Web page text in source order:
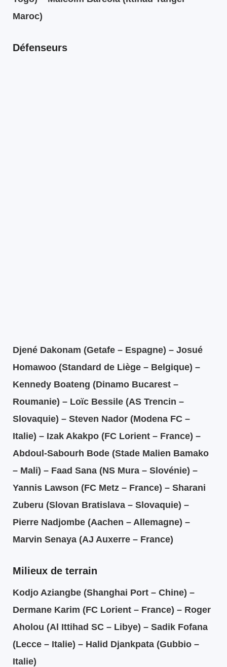
Maroc)
Défenseurs
Djené Dakonam (Getafe – Espagne) – Josué
Homawoo (Standard de Liège – Belgique) –
Kennedy Boateng (Dinamo Bucarest –
Roumanie) – Loïc Bessile (AS Trencin –
Slovaquie) – Steven Nador (Modena FC –
Italie) – Izak Akakpo (FC Lorient – France) –
Abdoul-Sabourh Bode (Stade Malien Bamako
– Mali) – Faad Sana (NS Mura – Slovénie) –
Yannis Lawson (FC Metz – France) – Sharani
Zuberu (Slovan Bratislava – Slovaquie) –
Pierre Nadjombe (Aachen – Allemagne) –
Marvin Senaya (AJ Auxerre – France)
Milieux de terrain
Kodjo Aziangbe (Shanghai Port – Chine) –
Dermane Karim (FC Lorient – France) – Roger
Aholou (Al Ittihad SC – Libye) – Sadik Fofana
(Lecce – Italie) – Halid Djankpata (Gubbio –
Italie)